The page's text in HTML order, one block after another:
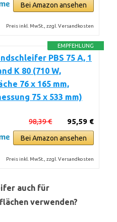
Bei Amazon ansehen
Preis inkl. MwSt., zzgl. Versandkosten
EMPFEHLUNG
PBS 75 A, 1
K 80 (710 W,
76 x 165 mm,
75 x 533 mm)
95,59 €
98,39 €
Bei Amazon ansehen
Preis inkl. MwSt., zzgl. Versandkosten
auch für
verwenden?